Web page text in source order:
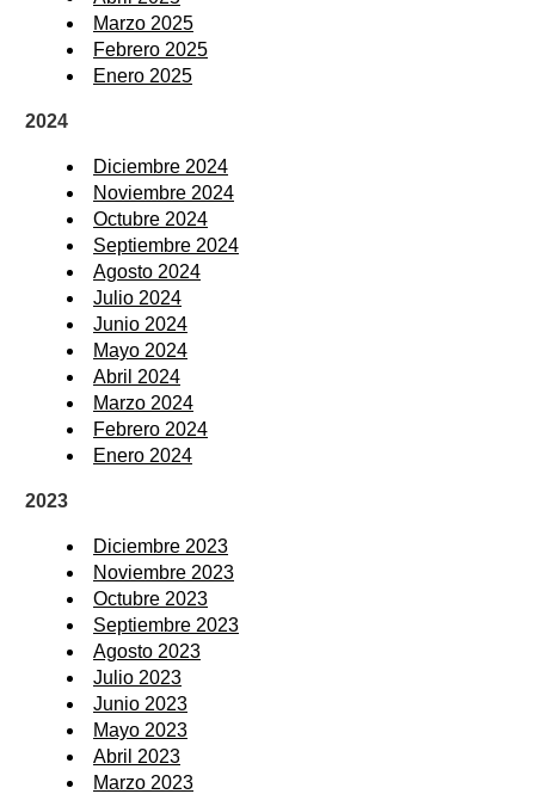
Marzo 2025
Febrero 2025
Enero 2025
2024
Diciembre 2024
Noviembre 2024
Octubre 2024
Septiembre 2024
Agosto 2024
Julio 2024
Junio 2024
Mayo 2024
Abril 2024
Marzo 2024
Febrero 2024
Enero 2024
2023
Diciembre 2023
Noviembre 2023
Octubre 2023
Septiembre 2023
Agosto 2023
Julio 2023
Junio 2023
Mayo 2023
Abril 2023
Marzo 2023